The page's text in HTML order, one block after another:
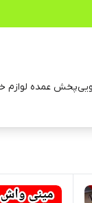
پخش عمده لوازم